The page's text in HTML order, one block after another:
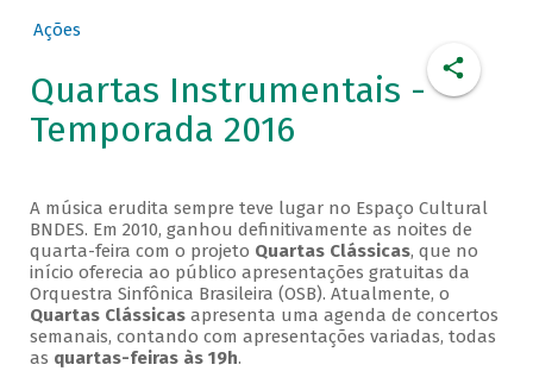
Ações
Quartas Instrumentais -
Temporada 2016
A música erudita sempre teve lugar no Espaço Cultural
BNDES. Em 2010, ganhou definitivamente as noites de
quarta-feira com o projeto Quartas Clássicas, que no
início oferecia ao público apresentações gratuitas da
Orquestra Sinfônica Brasileira (OSB). Atualmente, o
Quartas Clássicasapresenta uma agenda de concertos
semanais, contando com apresentações variadas, todas
as quartas-feiras às 19h.